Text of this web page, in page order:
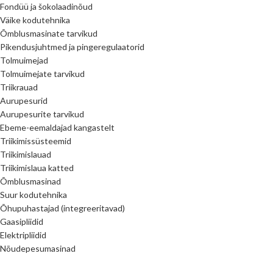
Fondüü ja šokolaadinõud
Väike kodutehnika
Õmblusmasinate tarvikud
Pikendusjuhtmed ja pingeregulaatorid
Tolmuimejad
Tolmuimejate tarvikud
Triikrauad
Aurupesurid
Aurupesurite tarvikud
Ebeme-eemaldajad kangastelt
Triikimissüsteemid
Triikimislauad
Triikimislaua katted
Õmblusmasinad
Suur kodutehnika
Õhupuhastajad (integreeritavad)
Gaasipliidid
Elektripliidid
Nõudepesumasinad